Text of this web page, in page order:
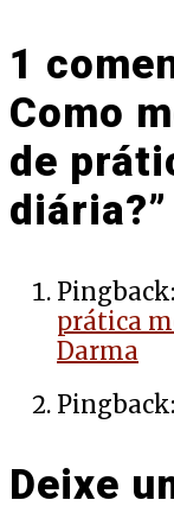
1
Como
de
diária?”
Pingback:
prática
Darma
Pingback:
Deixe